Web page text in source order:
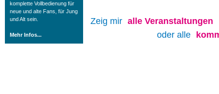
komplette Vollbedienung für
neue und alte Fans, für Jung
und Alt sein.
Mehr Infos...
Zeig mir alle Veranstaltungen
oder alle